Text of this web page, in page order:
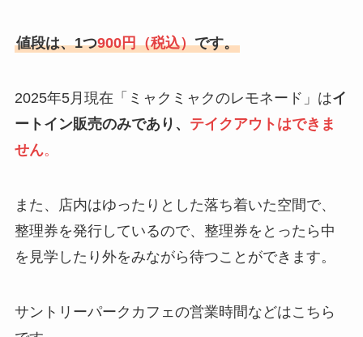
値段は、1つ900円（税込）です。
2025年5月現在「ミャクミャクのレモネード」はイ
ートイン販売のみであり、 テイクアウトはできま
せん。
また、店内はゆったりとした落ち着いた空間で、
整理券を発行しているので、整理券をとったら中
を見学したり外をみながら待つことができます。
サントリーパークカフェの営業時間などはこちら